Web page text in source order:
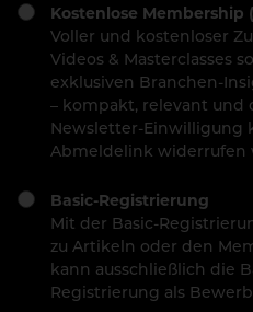
Kostenlose Membership
Voller und kostenloser
Videos & Masterclasses
exklusiven Branchen-
– kompakt, relevant und
Newsletter-Einwilligung
Abmeldelink widerrufen
Basic-Registrierung
Mit der Basic-
zu Artikeln oder den
kann ausschließlich die
Registrierung als